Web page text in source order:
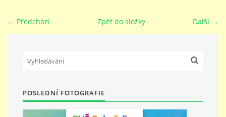
KONTAKTY
← Předchozí Další →
Zpět do složky
POSLEDNÍ FOTOGRAFIE